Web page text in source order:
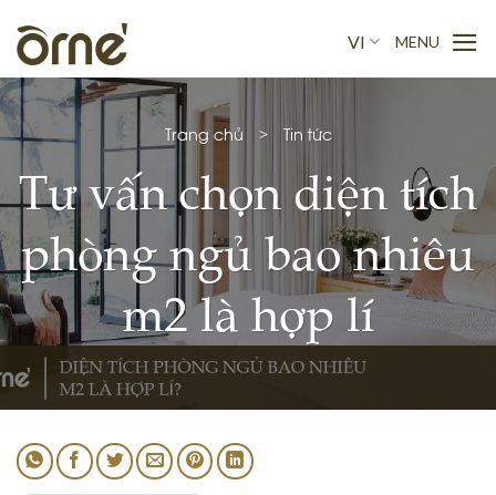
content
VI
Trang chủ > Tin tức
Tư vấn chọn diện tích
phòng ngủ bao nhiêu
m2 là hợp lí